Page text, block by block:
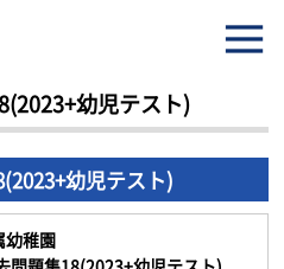
18(2023+幼児テスト)
幼児テスト)
幼児テスト)
幼稚園